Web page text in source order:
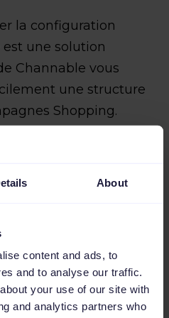
About
content and ads, to
and to analyse our traffic.
your use of our site with
and analytics partners who
la configuration
une solution
Channable vous
une structure
Shopping.
pour une campagne
le niveau sur lequel
votre flux.
SEA pour les
de Channable :